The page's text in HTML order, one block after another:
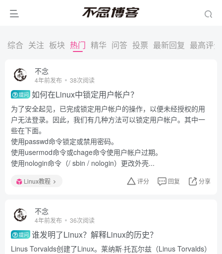
综合 关注 板块 热门 精华 问答 投票 最新回复 最高评分
不念
4年前发布 38次阅读
提问 如何在Linux中锁定用户帐户？
为了安全起见，已完成锁定用户帐户的操作，以便未经授权的用
户无法登录。因此，我们有几种方法可以锁定用户帐户。其中一
些在下面。
使用passwd命令锁定或禁用密码。
使用usermod命令或chage命令使用户帐户过期。
使用nologin命令（/ sbin / nologin）更改外壳...
Linux教程 评分 回复 分享
不念
4年前发布 36次阅读
提问 谁发明了Linux？解释Linux的历史？
Linus Torvalds创建了Linux。莱纳斯·托瓦尔兹（Linus Torvalds）